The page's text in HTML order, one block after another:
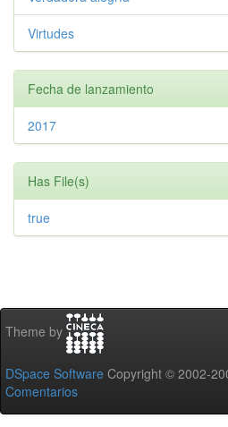
Virtudes
Fecha de lanzamiento
2017
Has File(s)
true
Theme by
DSpace Software Copyright © 2002-
Comentarios